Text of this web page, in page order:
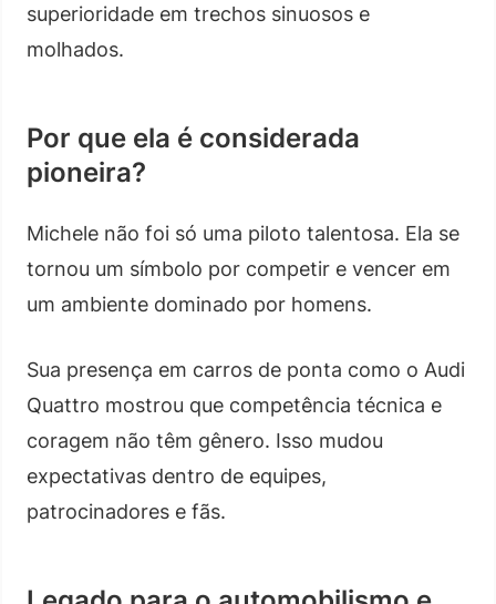
superioridade em trechos sinuosos e
molhados.
Por que ela é considerada
pioneira?
Michele não foi só uma piloto talentosa. Ela se
tornou um símbolo por competir e vencer em
um ambiente dominado por homens.
Sua presença em carros de ponta como o Audi
Quattro mostrou que competência técnica e
coragem não têm gênero. Isso mudou
expectativas dentro de equipes,
patrocinadores e fãs.